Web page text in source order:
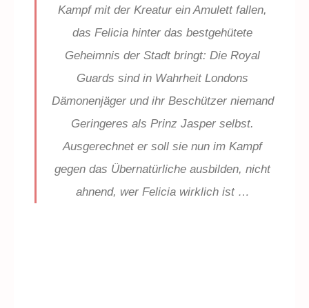
Kampf mit der Kreatur ein Amulett fallen,
das Felicia hinter das bestgehütete
Geheimnis der Stadt bringt: Die Royal
Guards sind in Wahrheit Londons
Dämonenjäger und ihr Beschützer niemand
Geringeres als Prinz Jasper selbst.
Ausgerechnet er soll sie nun im Kampf
gegen das Übernatürliche ausbilden, nicht
ahnend, wer Felicia wirklich ist …